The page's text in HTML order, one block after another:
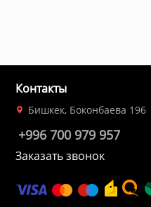
Контакты
Бишкек, Боконбаева 196
+996 700 979 957
Заказать звонок